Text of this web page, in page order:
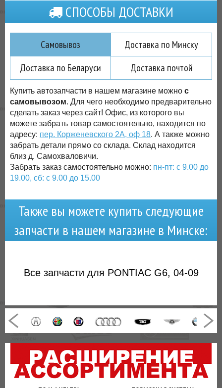
СПОСОБЫ ДОСТАВКИ
Самовывоз
Доставка по Минску
Доставка по Беларуси
Доставка почтой
Купить автозапчасти в нашем магазине можно с
самовывозом. Для чего необходимо предварительно
сделать заказ через сайт! Офис, из которого вы
можете забрать товар самостоятельно, находится по
адресу: пер. Корженевского 2А, оф 18. А также можно
забрать детали прямо со склада. Склад находится
близ д. Самохваловичи.
Забрать заказ самостоятельно можно: пн-пт: с 9.00 до
19.00, сб: с 9.00 до 15.00
Также вы можете купить следующие
запчасти в нашем магазине в Минске:
Все запчасти для PONTIAC G6, 04-09